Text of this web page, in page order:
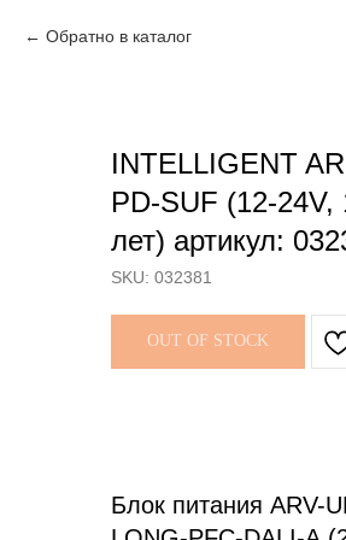
Обратно в каталог
INTELLIGENT
PD-SUF (12-
лет) артикул:
SKU: 032381
OUT OF STOCK
Блок питания ARV-